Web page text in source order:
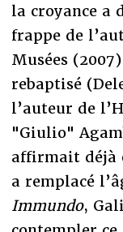
la croyance a
frappe de
Musées
rebaptisé
l’auteur de
"Giulio"
affirmait déjà
a remplacé
Immundo,